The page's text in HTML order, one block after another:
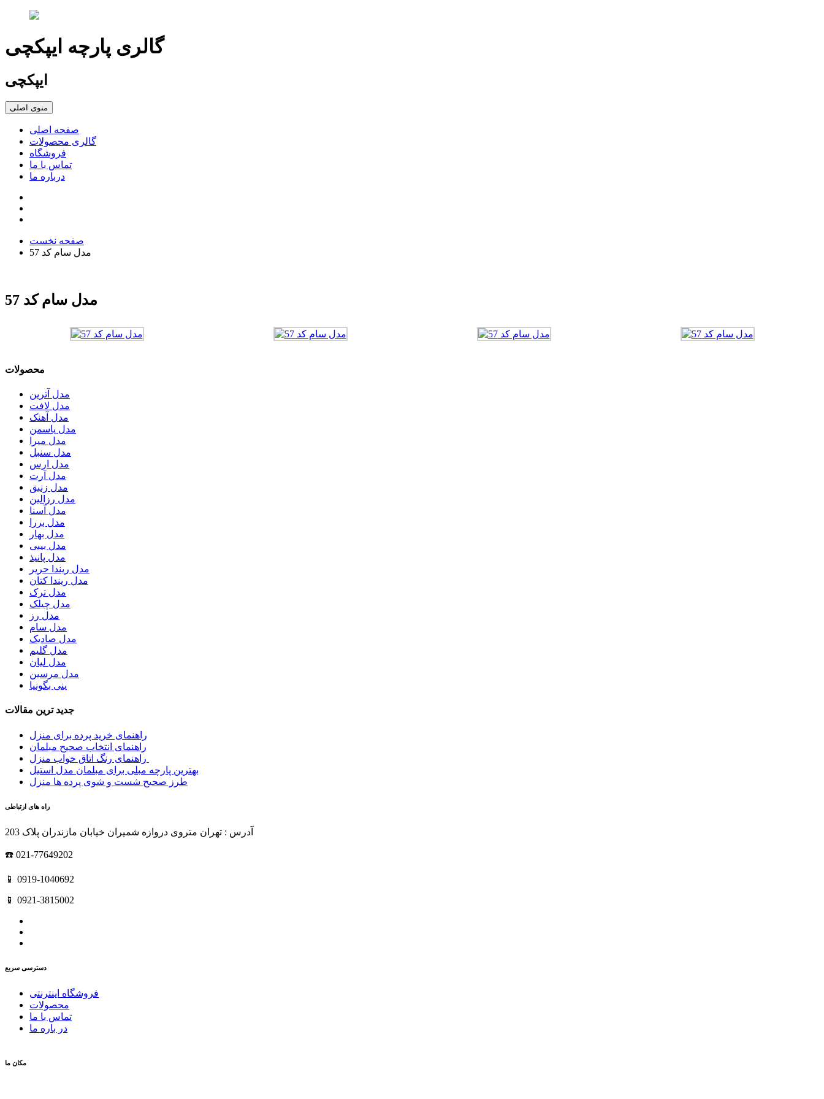
گالری پارچه ایپکچی
ایپکچی
منوی اصلی
صفحه اصلی
گالری محصولات
فروشگاه
تماس با ما
درباره ما
صفحه نخست
مدل سام کد 57
مدل سام کد 57
محصولات
مدل آترین
مدل لافت
مدل آهنک
مدل یاسمن
مدل میرا
مدل سنبل
مدل ارس
مدل آرت
مدل زنبق
مدل رزالین
مدل آسنا
مدل بررا
مدل بهار
مدل بیبی
مدل پانیذ
مدل ریندا حریر
مدل ریندا کتان
مدل ترک
مدل چیلک
مدل رز
مدل سام
مدل صادیک
مدل گلیم
مدل لیان
مدل مرسین
ینی بگونیا
جدید ترین مقالات
راهنمای خرید پرده برای منزل
راهنمای انتخاب صحیح مبلمان
بهترین پارچه مبلی برای مبلمان مدل استیل
طرز صحیح شست و شوی پرده ها منزل
راه های ارتباطی
آدرس : تهران متروی دروازه شمیران خیابان مازندران پلاک 203
☎️ 021-77649202
📱 0919-1040692
📱 0921-3815002
دسترسی سریع
فروشگاه اینترنتی
محصولات
تماس با ما
در باره ما
مکان ما